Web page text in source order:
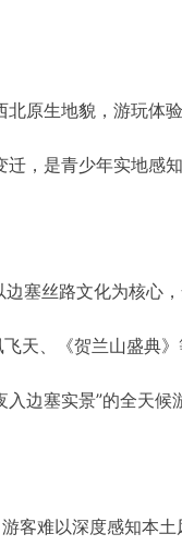
原生地貌，游玩体
迁，是青少年实地感
塞丝路文化为核心
天、《贺兰山盛典
边塞实景”的全天候
客难以深度感知本土